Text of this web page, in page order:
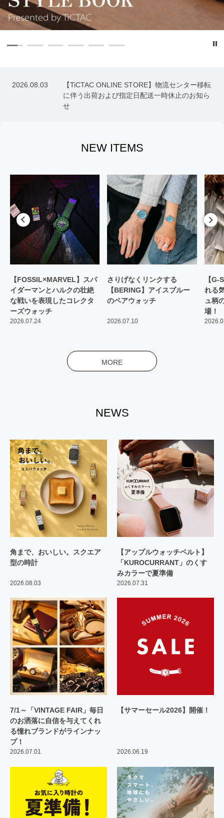
2026.08.03
【TiCTAC ONLINE STORE】物流センター移転
に伴う出荷および指定日配送一時休止のお知ら
せ
NEW ITEMS
【FOSSIL×MARVEL】スパ
イダーマンとハルクの壮絶
な戦いを表現したコレクタ
ーズウォッチ
2026.07.24
さりげなくリンクする
【BERING】アイスブルー
のペアウォッチ
2026.07.10
【G-
れる
ュ柄
場！
MORE
NEWS
角まで、おいしい。スクエア
型の時計
2026.08.03
【アップルウォッチベルト】
「KUROCURRANT」のくす
みカラーで夏準備
2026.07.31
7/1～「VINTAGE FAIR」毎日
のお洒落に自信を与えてくれ
る憧れブランドがラインナッ
プ！
2026.07.01
【サマーセール2026】開催！
2026.06.19